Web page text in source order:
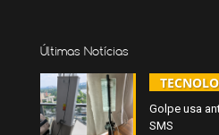
Últimas Notícias
Golpe usa
SMS